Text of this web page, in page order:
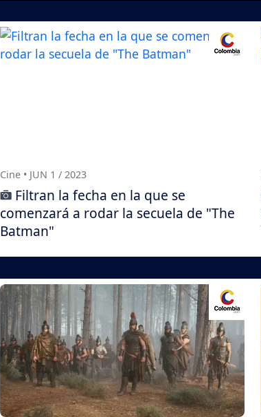
Cine • JUN 1 / 2023
Filtran la fecha en la que se
comenzará a rodar la secuela de "The
Batman"